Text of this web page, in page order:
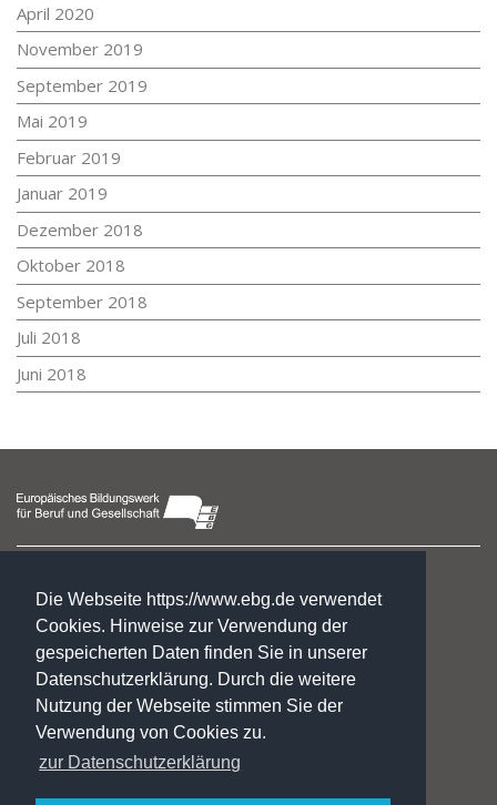
Die Webseite https://www.ebg.de verwendet
Cookies. Hinweise zur Verwendung der
gespeicherten Daten finden Sie in unserer
Datenschutzerklärung. Durch die weitere
Nutzung der Webseite stimmen Sie der
Verwendung von Cookies zu.
zur Datenschutzerklärung
April 2020
November 2019
September 2019
Mai 2019
Februar 2019
Januar 2019
Dezember 2018
Oktober 2018
September 2018
Juli 2018
Juni 2018
Taubenstraße 24
38820 Halberstadt
Nicole Jebauer
Leiterin
Telefon 0 39 41. 41 96 29-0
fs-hbs@ebg.de
Impressum